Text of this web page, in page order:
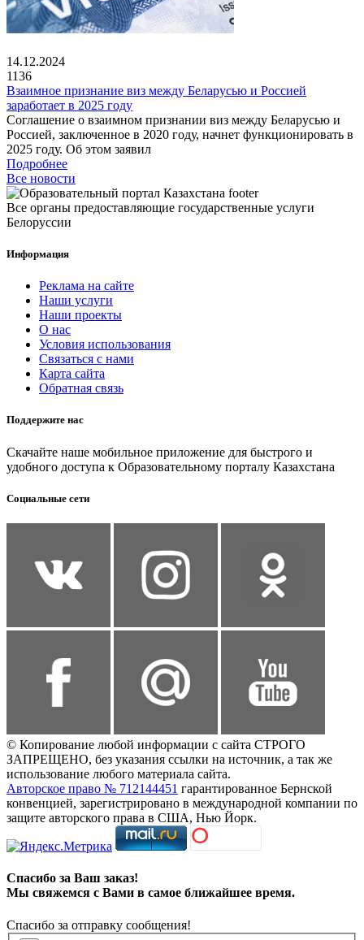
14.12.2024
1136
Взаимное признание виз между Беларусью и Россией
заработает в 2025 году
Соглашение о взаимном признании виз между Беларусью и
Россией, заключенное в 2020 году, начнет функционировать в
2025 году. Об этом заявил
Подробнее
Все новости
Все органы предоставляющие государственные услуги
Белоруссии
Информация
Реклама на сайте
Наши услуги
Наши проекты
О нас
Условия использования
Связаться с нами
Карта сайта
Обратная связь
Поддержите нас
Скачайте наше мобильное приложение для быстрого и
удобного доступа к Образовательному порталу Казахстана
Социальные сети
© Копирование любой информации с сайта СТРОГО
ЗАПРЕЩЕНО, без указания ссылки на источник, а так же
использование любого материала сайта.
Авторское право № 712144451 гарантированное Бернской
конвенцией, зарегистрировано в международной компании по
защите авторского права в США, Нью Йорк.
Спасибо за Ваш заказ!
Мы свяжемся с Вами в самое ближайшее время.
Спасибо за отправку сообщения!